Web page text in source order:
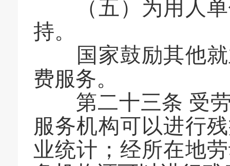
（五）为用人单
持。
国家鼓励其他就
费服务。
第二十三条 受劳
服务机构可以进行
业统计；经所在地